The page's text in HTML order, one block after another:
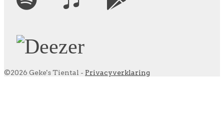
©2026 Geke's Tiental - Privacyverklaring